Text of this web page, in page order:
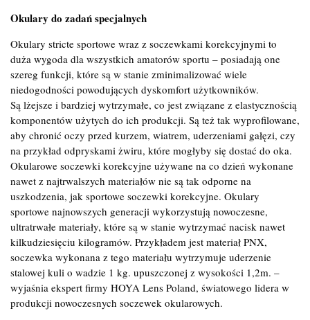
Okulary do zadań specjalnych
Okulary stricte sportowe wraz z soczewkami korekcyjnymi to
duża wygoda dla wszystkich amatorów sportu – posiadają one
szereg funkcji, które są w stanie zminimalizować wiele
niedogodności powodujących dyskomfort użytkowników.
Są lżejsze i bardziej wytrzymałe, co jest związane z elastycznością
komponentów użytych do ich produkcji. Są też tak wyprofilowane,
aby chronić oczy przed kurzem, wiatrem, uderzeniami gałęzi, czy
na przykład odpryskami żwiru, które mogłyby się dostać do oka.
Okularowe soczewki korekcyjne używane na co dzień wykonane
nawet z najtrwalszych materiałów nie są tak odporne na
uszkodzenia, jak sportowe soczewki korekcyjne. Okulary
sportowe najnowszych generacji wykorzystują nowoczesne,
ultratrwałe materiały, które są w stanie wytrzymać nacisk nawet
kilkudziesięciu kilogramów. Przykładem jest materiał PNX,
soczewka wykonana z tego materiału wytrzymuje uderzenie
stalowej kuli o wadzie 1 kg. upuszczonej z wysokości 1,2m. –
wyjaśnia ekspert firmy HOYA Lens Poland, światowego lidera w
produkcji nowoczesnych soczewek okularowych.